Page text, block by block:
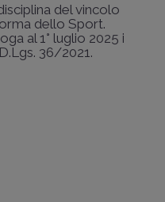
del vincolo
dello Sport.
al 1° luglio 2025 i
36/2021.